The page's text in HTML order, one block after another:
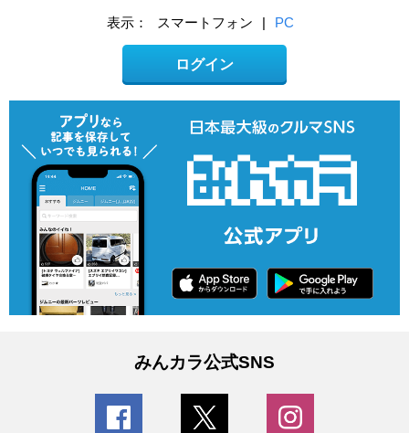
表示： スマートフォン | PC
ログイン
みんカラ公式SNS